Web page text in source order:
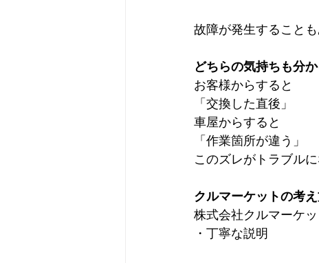
故障が発生することも
どちらの気持ちも分
お客様からすると
「交換した直後」
車屋からすると
「作業箇所が違う」
このズレがトラブルに
クルマーケットの考
株式会社クルマーケッ
・丁寧な説明